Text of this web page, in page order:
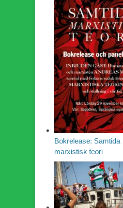
Bokrelease: Samtida
marxistisk teori